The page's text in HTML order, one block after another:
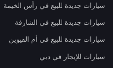
سيارات جديدة للبيع في رأس الخيمة
سيارات جديدة للبيع في الشارقة
سيارات جديدة للبيع في أم القيوين
سيارات للإيجار في دبي